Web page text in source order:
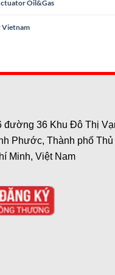
Oil&Gas
Vietnam
đường 36 Khu Đô Thị
Phước, Thành phố
Minh, Việt Nam